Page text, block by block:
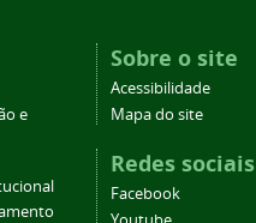
e
Sobre o site
Acessibilidade
Mapa do site
Redes sociais
Facebook